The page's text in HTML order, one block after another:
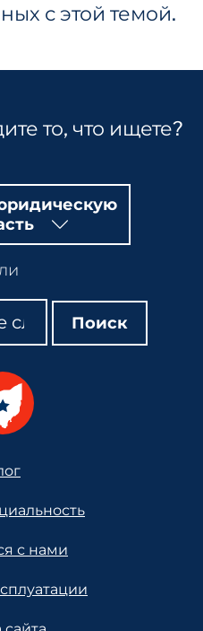
с этой темой.
то, что ищете?
Поиск
с нами